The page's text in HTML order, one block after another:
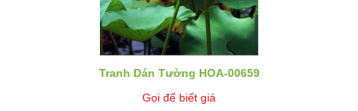
Tranh Dán Tường HOA-00659
Gọi để biết giá